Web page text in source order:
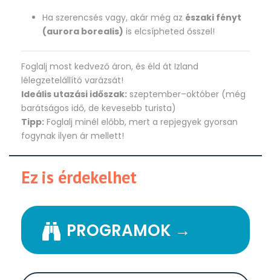
Ha szerencsés vagy, akár még az északi fényt
(aurora borealis) is elcsípheted ősszel!
Foglalj most kedvező áron, és éld át Izland
lélegzetelállító varázsát!
Ideális utazási időszak: szeptember–október (még
barátságos idő, de kevesebb turista)
Tipp: Foglalj minél előbb, mert a repjegyek gyorsan
fogynak ilyen ár mellett!
Ez is érdekelhet
PROGRAMOK →